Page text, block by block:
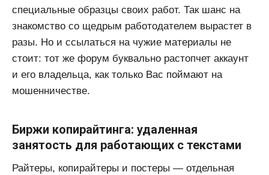
специальные образцы своих работ. Так шанс на
знакомство со щедрым работодателем вырастет в
разы. Но и ссылаться на чужие материалы не
стоит: тот же форум буквально растопчет аккаунт
и его владельца, как только Вас поймают на
мошенничестве.
Биржи копирайтинга: удаленная
занятость для работающих с текстами
Райтеры, копирайтеры и постеры — отдельная